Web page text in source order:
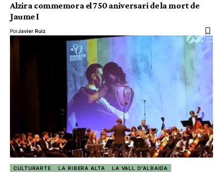
Alzira commemora el 750 aniversari de la mort de
Jaume I
PorJavier Ruiz
CULTURARTE LA RIBERA ALTA LA VALL D'ALBAIDA